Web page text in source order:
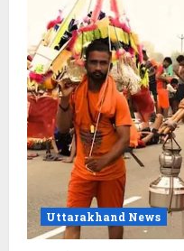
Uttarakhand News